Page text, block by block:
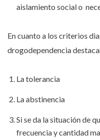
aislamiento social o
En cuanto a los criterios
drogodependencia
La tolerancia
La abstinencia
Si se da la situación de
frecuencia y cantidad